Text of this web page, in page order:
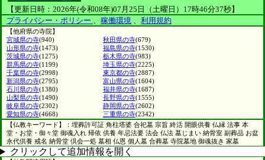
【更新日時：2026年(令和08年)07月25日（土曜日）17時46分37秒】
プライバシー・ポリシー 、 稼働環境 、 利用規約
【他府県の寺院】
宮城県の寺(940) 秋田県の寺(679)
山形県の寺(1473) 福島県の寺(1530)
茨城県の寺(1275) 栃木県の寺(983)
群馬県の寺(1199) 埼玉県の寺(2225)
千葉県の寺(2998) 東京都の寺(2887)
新潟県の寺(2795) 富山県の寺(1604)
石川県の寺(1380) 福井県の寺(1687)
山梨県の寺(1490) 長野県の寺(1555)
岐阜県の寺(2302) 静岡県の寺(2602)
愛知県の寺(4668) 三重県の寺(2342)
【仏教キーワード】：埋葬許可証 角柱塔婆 合祀墓 宗旨 終活 開眼供養 仏縁 法事 本
堂・お堂・御々堂 御魂入れ 帰依 供養 年忌法要 法会 仏法 墓じまい 納骨室 副葬品 お盆
永代供養 戒名 納骨堂 倶会一処 墓相 仏恩 個人墓 合葬墓 寺院墓地 御魂抜き 家墓
クリックして追加情報を開く